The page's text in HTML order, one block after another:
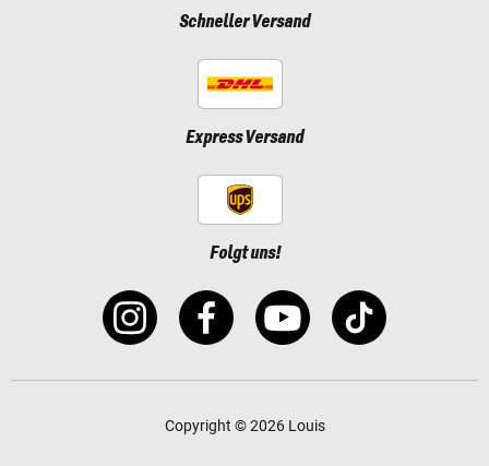
Schneller Versand
Express Versand
Folgt uns!
Copyright © 2026 Louis